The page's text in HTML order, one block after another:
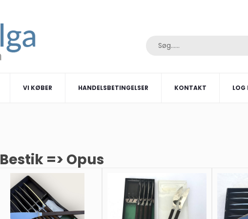
VI KØBER HANDELSBETINGELSER KONTAKT LOG
Bestik => Opus